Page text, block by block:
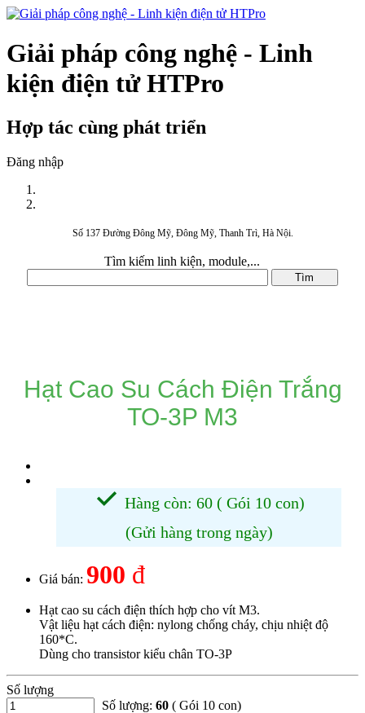
Giải pháp công nghệ - Linh
kiện điện tử HTPro
Hợp tác cùng phát triển
Đăng nhập
Số 137 Đường Đông Mỹ, Đông Mỹ, Thanh Trì, Hà Nội.
Tìm kiếm linh kiện, module,...
Hạt Cao Su Cách Điện Trắng
TO-3P M3
Hàng còn: 60 ( Gói 10 con)
(Gửi hàng trong ngày)
Giá bán: 900 đ
Hạt cao su cách điện thích hợp cho vít M3.
Vật liệu hạt cách điện: nylong chống cháy, chịu nhiệt độ
160*C.
Dùng cho transistor kiểu chân TO-3P
Số lượng
Số lượng: 60 ( Gói 10 con)